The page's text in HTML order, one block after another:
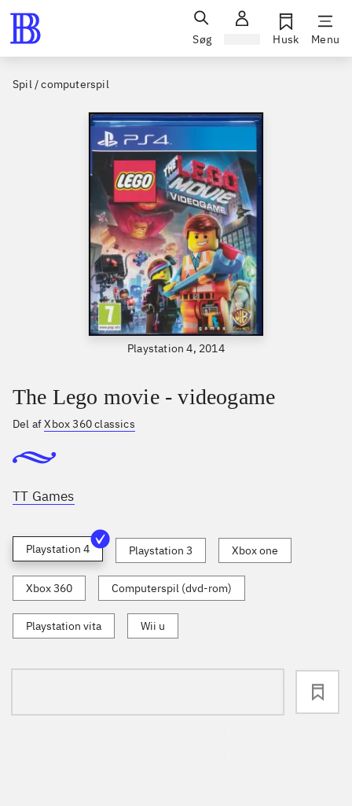
Søg Husk Menu
Spil / computerspil
Playstation 4, 2014
The Lego movie - videogame
Del afXbox 360 classics
TT Games
Playstation 4 Playstation 3 Xbox one
Xbox 360 Computerspil (dvd-rom)
Playstation vita Wii u